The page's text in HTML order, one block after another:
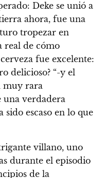
Deke se unió a
ahora, fue una
tropezar en
real de cómo
fue excelente:
delicioso? “-y el
muy rara
verdadera
escaso en lo que
villano, uno
durante el episodio
de la